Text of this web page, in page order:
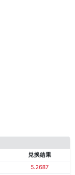
兑换结果
5.2687